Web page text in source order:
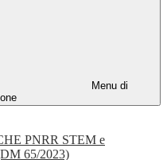
Menu di
PNRR STEM e
65/2023)